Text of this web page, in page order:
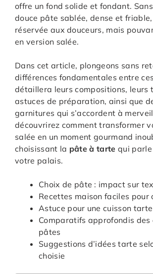
offre un fond solide et fondant.
douce pâte sablée, dense et
réservée aux douceurs, mais
en version salée.
Dans cet article, plongeons sans
différences fondamentales entre
détaillera leurs compositions, leurs
astuces de préparation, ainsi que
garnitures qui s’accordent à
découvrirez comment transformer
salée en un moment gourmand
choisissant la pâte à tarte qui
votre palais.
Choix de pâte : impact sur
Recettes maison faciles pour
Astuce pour une cuisson
Comparatifs approfondis des
pâtes
Suggestions d’idées tarte
choisie